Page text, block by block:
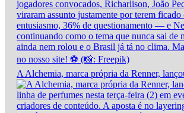
A Alchemia, marca própria da Renner,